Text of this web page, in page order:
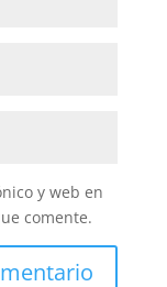
y web en
comente.